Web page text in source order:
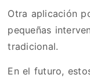
Otra aplicación
pequeñas
tradicional.
En el futuro,